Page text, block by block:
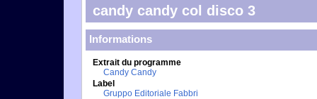
candy candy col disco 3
Informations
Extrait du programme
Candy Candy
Label
Gruppo Editoriale Fabbri